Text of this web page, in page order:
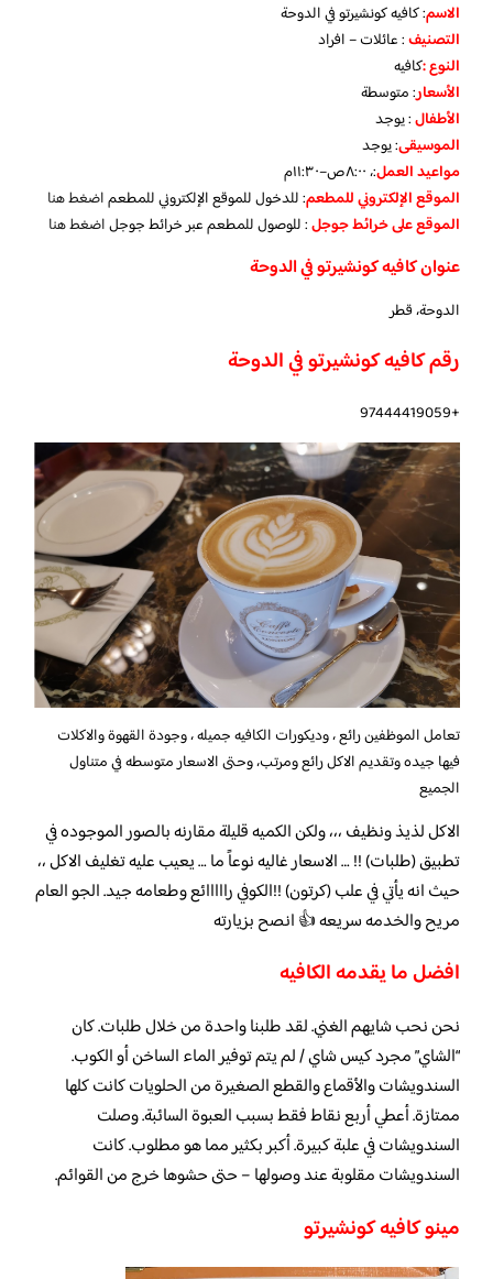
الاسم: كافيه كونشيرتو في الدوحة
التصنيف: عائلات – افراد
النوع :كافيه
الأسعار:متوسطة
الأطفال:يوجد
الموسيقى:يوجد
مواعيد العمل:، ٨:٠٠ص–١١:٣٠م
الموقع الإلكتروني للمطعم: للدخول للموقع الإلكتروني للمطعماضغط هنا
الموقع على خرائط جوجل: للوصول للمطعم عبر خرائط جوجلاضغط هنا
عنوان كافيه كونشيرتو في الدوحة
الدوحة، قطر
رقم كافيه كونشيرتو في الدوحة
+97444419059
تعامل الموظفين رائع ، وديكورات الكافيه جميله ، وجودة القهوة والاكلات
فيها جيده وتقديم الاكل رائع ومرتب، وحتى الاسعار متوسطه في متناول
الجميع
الاكل لذيذ ونظيف ،،، ولكن الكميه قليلة مقارنه بالصور الموجوده في
تطبيق (طلبات) !! … الاسعار غاليه نوعاً ما … يعيب عليه تغليف الاكل ،،
حيث انه يأتي في علب (كرتون) !!الكوفي رااااائع وطعامه جيد. الجو العام
مريح والخدمه سريعه 👍 انصح بزيارته
افضل ما يقدمه الكافيه
نحن نحب شايهم الغني. لقد طلبنا واحدة من خلال طلبات. كان
“الشاي” مجرد كيس شاي / لم يتم توفير الماء الساخن أو الكوب.
السندويشات والأقماع والقطع الصغيرة من الحلويات كانت كلها
ممتازة. أعطي أربع نقاط فقط بسبب العبوة السائبة. وصلت
السندويشات في علبة كبيرة. أكبر بكثير مما هو مطلوب. كانت
السندويشات مقلوبة عند وصولها – حتى حشوها خرج من القوائم.
مينو كافيه كونشيرتو